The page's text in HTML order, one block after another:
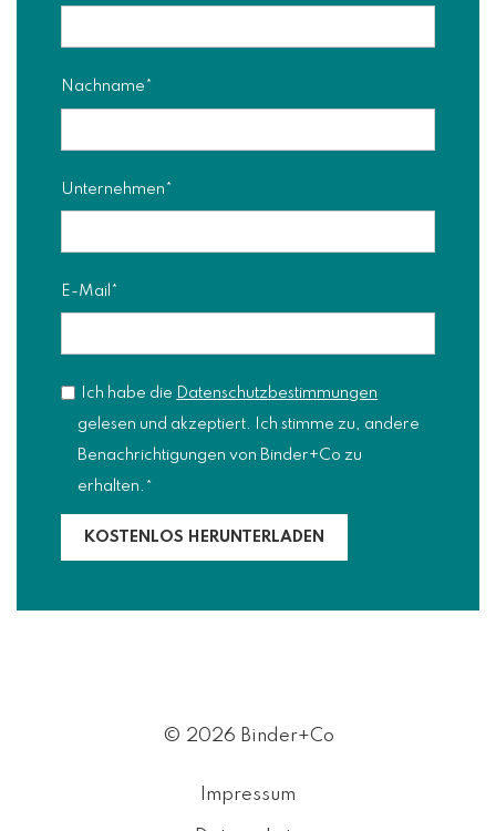
Nachname *
Unternehmen *
E-Mail *
Ich habe die Datenschutzbestimmungen
gelesen und akzeptiert. Ich stimme zu, andere
Benachrichtigungen von Binder+Co zu
erhalten. *
© 2026 Binder+Co
Impressum